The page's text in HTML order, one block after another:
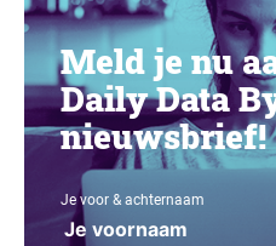
Meld je nu
Daily Data
nieuwsbrief!
Je voor & achternaam